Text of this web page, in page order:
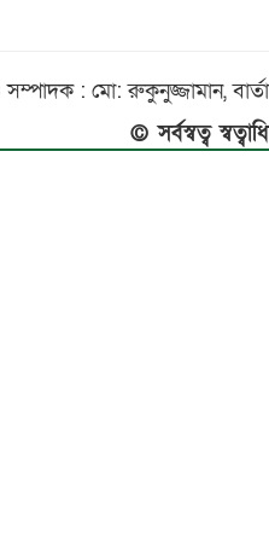
সম্পাদক : মো: রুকুনুজ্জামান,
© সর্বস্বত্ব